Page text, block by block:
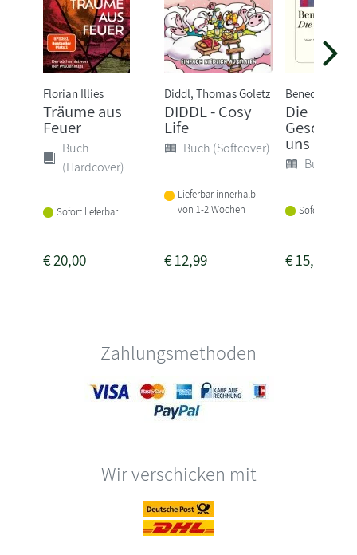
Florian Illies
Träume aus
Feuer
Buch
(Hardcover)
Sofort lieferbar
€20,00
Diddl, Thomas Goletz
DIDDL - Cosy
Life
Buch (Softcover)
Lieferbar innerhalb
von 1-2 Wochen
€12,99
Benedict Wells
Die
uns
Buch
Sofort
€15,00
Zahlungsmethoden
Wir verschicken mit